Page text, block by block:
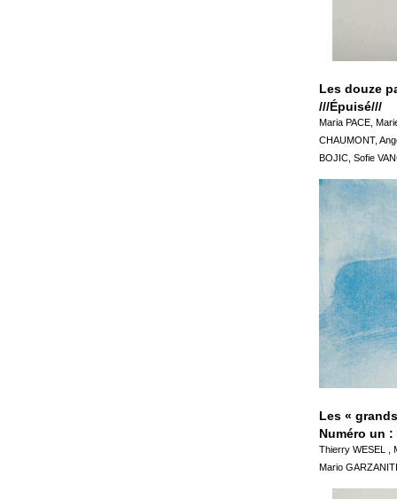
Les douze
///Épuisé///
Maria PACE,
CHAUMONT,
BOJIC, Sofie
Les «
Numéro un :
Thierry WESEL ,
Mario GARZANITI